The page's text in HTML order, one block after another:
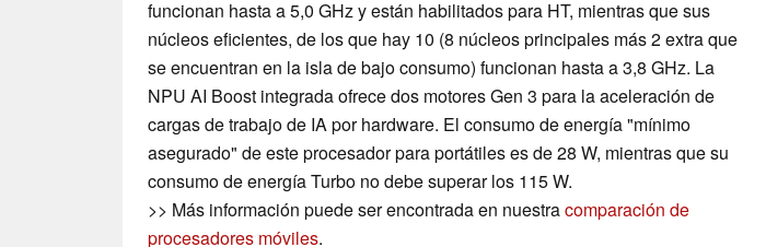
funcionan hasta a 5,0 GHz y están habilitados para HT, mientras que sus
núcleos eficientes, de los que hay 10 (8 núcleos principales más 2 extra que
se encuentran en la isla de bajo consumo) funcionan hasta a 3,8 GHz. La
NPU AI Boost integrada ofrece dos motores Gen 3 para la aceleración de
cargas de trabajo de IA por hardware. El consumo de energía "mínimo
asegurado" de este procesador para portátiles es de 28 W, mientras que su
consumo de energía Turbo no debe superar los 115 W.
>> Más información puede ser encontrada en nuestracomparación de
procesadores móviles.